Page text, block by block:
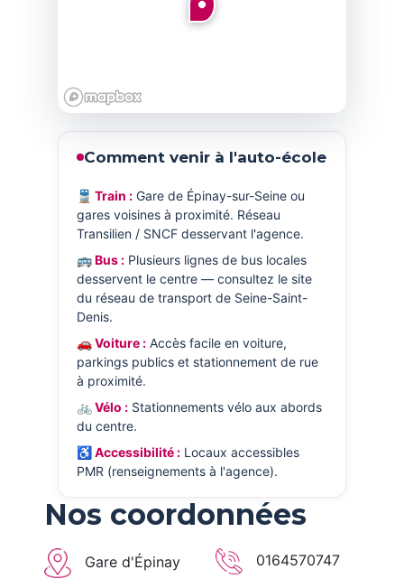
Comment venir à l'auto-école
🚆 Train :Gare de Épinay-sur-Seine ou
gares voisines à proximité. Réseau
Transilien / SNCF desservant l'agence.
🚌 Bus :Plusieurs lignes de bus locales
desservent le centre — consultez le site
du réseau de transport de Seine-Saint-
Denis.
🚗 Voiture :Accès facile en voiture,
parkings publics et stationnement de rue
à proximité.
🚲 Vélo :Stationnements vélo aux abords
du centre.
♿ Accessibilité :Locaux accessibles
PMR (renseignements à l'agence).
Nos coordonnées
Gare d'Épinay
0164570747